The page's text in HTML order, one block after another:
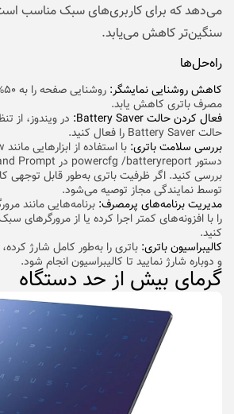
می‌دهد که برای کاربری‌های سبک مناسب
سنگین‌تر کاهش می‌یابد.
راه‌حل‌ها
کاهش روشنایی نمایشگر:
مصرف باتری کاهش یابد.
فعال کردن حالت Battery Saver:
حالت Battery Saver را فعال کنید.
بررسی سلامت باتری:
بررسی کنید. اگر ظرفیت باتری به‌طور قابل
توسط نمایندگی مجاز توصیه می‌شود.
مدیریت برنامه‌های پرمصرف: برنامه‌هایی مانند
کنید.
کالیبراسیون باتری:
و دوباره شارژ نمایید تا کالیبراسیون انجام شود.
گرمای بیش از حد دستگاه